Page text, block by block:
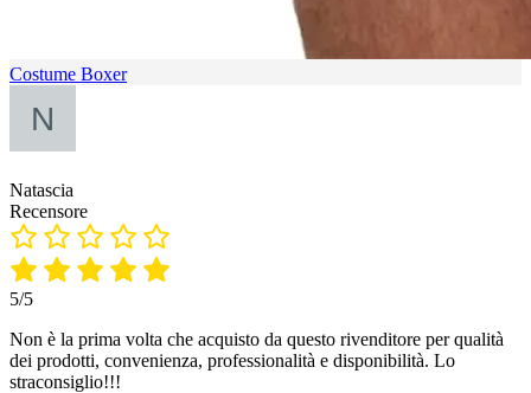
Costume Boxer
Natascia
Recensore
5/5
Non è la prima volta che acquisto da questo rivenditore per qualità
dei prodotti, convenienza, professionalità e disponibilità. Lo
straconsiglio!!!